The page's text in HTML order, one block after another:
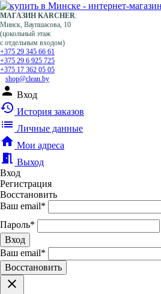
МАГАЗИН KARCHER:
Минск, Ваупшасова, 10
(цокольный этаж
с отдельным входом)
+375 29 345 66 61
+375 29 6 925 725
+375 17 362 05 05
shop@clean.by
person Вход
history История заказов
list Личные данные
home Мои адреса
meeting_room Выход
Вход
Регистрация
Восстановить
Ваш email*
Пароль*
Вход
Ваш email*
Воcстановить
clear